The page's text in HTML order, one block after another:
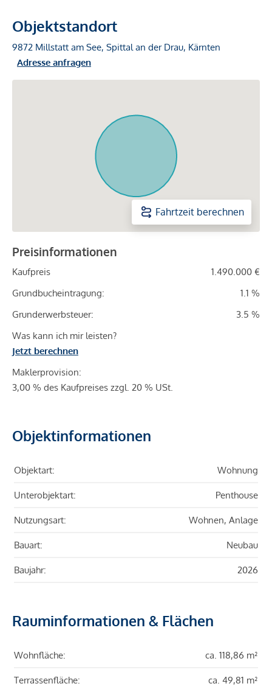
Objektstandort
9872 Millstatt am See, Spittal an der Drau, Kärnten
Adresse anfragen
Fahrtzeit berechnen
Preisinformationen
Kaufpreis
1.490.000 €
Grundbucheintragung:
1.1 %
Grunderwerbsteuer:
3.5 %
Was kann ich mir leisten?
Jetzt berechnen
Maklerprovision:
3,00 % des Kaufpreises zzgl. 20 % USt.
Objektinformationen
Objektart: Wohnung
Unterobjektart: Penthouse
Nutzungsart: Wohnen, Anlage
Bauart: Neubau
Baujahr: 2026
Rauminformationen & Flächen
Wohnfläche: ca. 118,86 m²
Terrassenfläche: ca. 49,81 m²